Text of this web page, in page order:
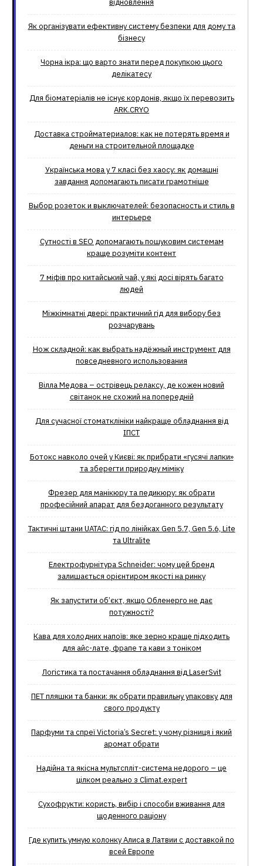
Як організувати ефективну систему безпеки для дому та
бізнесу
Чорна ікра: що варто знати перед покупкою цього
делікатесу
Для біоматеріалів не існує кордонів, якщо їх перевозить
ARK.CRYO
Доставка стройматериалов: как не потерять время и
деньги на строительной площадке
Українська мова у 7 класі без хаосу: як домашні
завдання допомагають писати грамотніше
Выбор розеток и выключателей: безопасность и стиль в
интерьере
Сутності в SEO допомагають пошуковим системам
краще розуміти контент
7 міфів про китайський чай, у які досі вірять багато
людей
Міжкімнатні двері: практичний гід для вибору без
розчарувань
Нож складной: как выбрать надёжный инструмент для
повседневного использования
Вілла Медова – острівець релаксу, де кожен новий
світанок не схожий на попередній
Для сучасної стоматклініки найкраще обладнання від
ІПСТ
Ботокс навколо очей у Києві: як прибрати «гусячі лапки»
та зберегти природну міміку
Фрезер для манікюру та педикюру: як обрати
професійний апарат для бездоганного результату
Тактичні штани UATAC: гід по лінійках Gen 5.7, Gen 5.6, Lite
та Ultralite
Електрофурнітура Schneider: чому цей бренд
залишається орієнтиром якості на ринку
Як запустити об’єкт, якщо Обленерго не дає
потужності?
Кава для холодних напоїв: яке зерно краще підходить
для айс-лате, фрапе та кави з тоніком
Логістика та постачання обладнання від LaserSvit
ПЕТ пляшки та банки: як обрати правильну упаковку для
свого продукту
Парфуми та спреї Victoria’s Secret: у чому різниця і який
аромат обрати
Надійна та якісна мультспліт-система недорого – це
цілком реально з Climat.еxpert
Сухофрукти: користь, вибір і способи вживання для
щоденного раціону
Где купить умную колонку Алиса в Латвии с доставкой по
всей Европе